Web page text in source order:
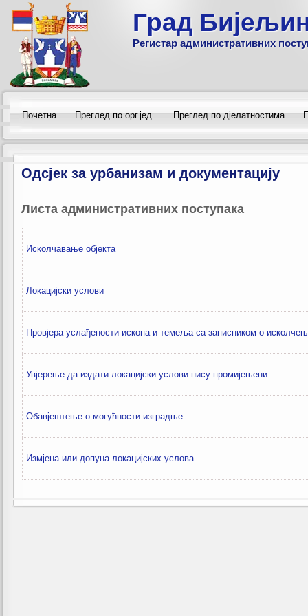
Град
Регистар административних
Почетна Преглед по орг.јед. Преглед по дјелатностима
Одсјек за урбанизам и документацију
Листа административних поступака
Исколчaвање објекта
Локацијски услови
Провјера услађености ископа и темеља са записником о
Увјерење да издати локацијски услови нису промијењени
Обавјештење о могућности изградње
Измјена или допуна локацијских услова